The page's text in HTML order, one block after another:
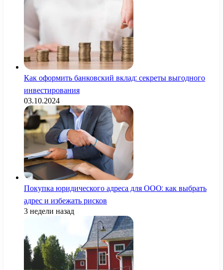
Как оформить банковский вклад: секреты выгодного
инвестирования
03.10.2024
Покупка юридического адреса для ООО: как выбрать
адрес и избежать рисков
3 недели назад